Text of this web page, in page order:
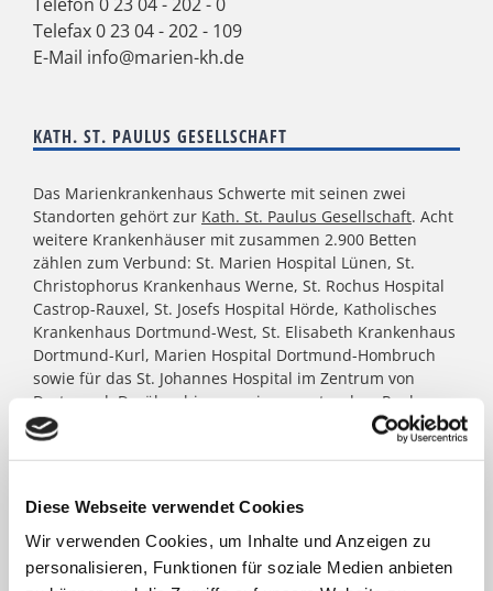
Diese Webseite verwendet Cookies
Wir verwenden Cookies, um Inhalte und Anzeigen zu
personalisieren, Funktionen für soziale Medien anbieten
Telefax 0 23 04 - 202 - 109
E-Mail info@marien-kh.de
KATH. ST. PAULUS GESELLSCHAFT
Das Marienkrankenhaus Schwerte mit seinen zwei
Standorten gehört zur Kath. St. Paulus Gesellschaft. Acht
weitere Krankenhäuser mit zusammen 2.900 Betten
zählen zum Verbund: St. Marien Hospital Lünen, St.
Christophorus Krankenhaus Werne, St. Rochus Hospital
Castrop-Rauxel, St. Josefs Hospital Hörde, Katholisches
Krankenhaus Dortmund-West, St. Elisabeth Krankenhaus
Dortmund-Kurl, Marien Hospital Dortmund-Hombruch
sowie für das St. Johannes Hospital im Zentrum von
Dortmund. Darüber hinaus agieren unter dem Paulus-
Dach Altenheime und eine Jugendhilfe-Einrichtung. Die
Kath. St. Paulus Gesellschaft zählt zu den größten
anvertrauten Patient:innen, Bewohner:innen, Kinder und
Jugendlichen.